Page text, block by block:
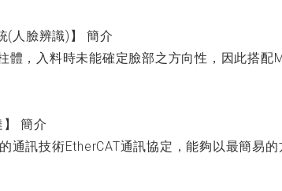
(人臉辨識)】 簡介
體，入料時未能確定臉部之方向性，因此搭
】 簡介
通訊技術EtherCAT通訊協定，能夠以最簡易